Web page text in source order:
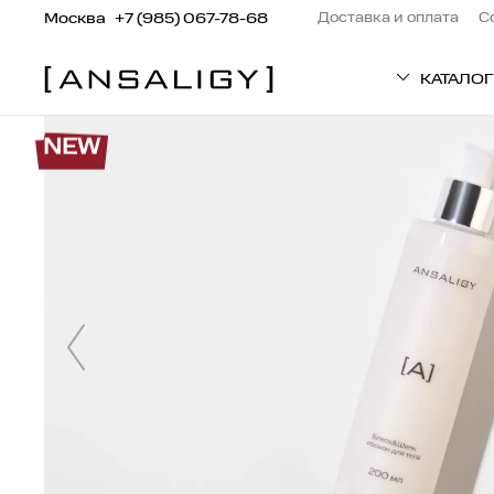
NEW
Москва +7 (985) 067-78-68 Доставка и оплата
КАТАЛОГ
Средства для
Средства для тела